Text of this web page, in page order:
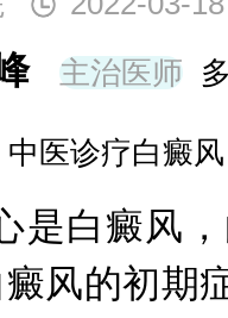
主治医师
中医诊疗白癜
白癜风，
风的初期